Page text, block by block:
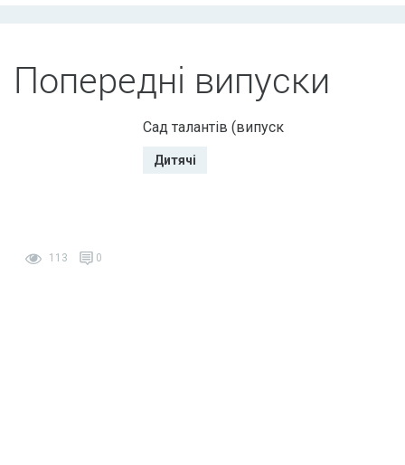
Попередні випуски
113 0
Сад талантів (випуск
Дитячі